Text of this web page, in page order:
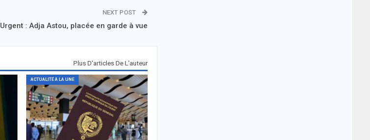
NEXT POST
Urgent : Adja Astou, placée en garde à vue
Plus D'articles De L'auteur
ACTUALITÉ À LA UNE